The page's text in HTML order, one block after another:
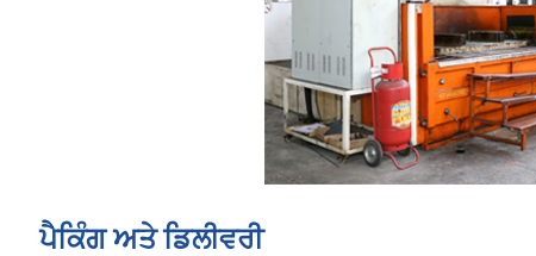
ਪੈਕਿੰਗ ਅਤੇ ਡਿਲੀਵਰੀ